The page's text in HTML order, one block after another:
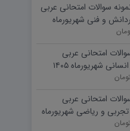
سوالات امتحانی عربی
و فنی شهریورماه
امتحانی عربی
یازدهم انسانی شهریورماه ۱۴۰۵
امتحانی عربی
تجربی و ریاضی شهریورماه